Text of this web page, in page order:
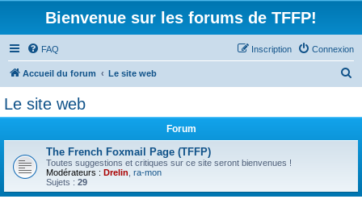
Bienvenue sur les forums de TFFP!
FAQ Connexion
Inscription
Accueil du forum Le site web
Le site web
Forum
The French Foxmail Page (TFFP)
Toutes suggestions et critiques sur ce site seront bienvenues !
Modérateurs : Drelin ra-mon
Sujets : 29